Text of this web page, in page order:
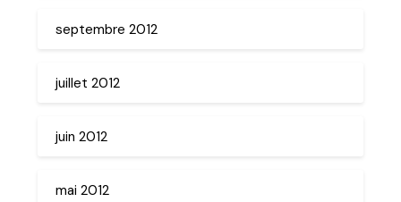
septembre 2012
juillet 2012
juin 2012
mai 2012